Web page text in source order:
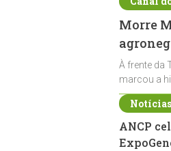
Morre
À frente da
marcou a
ANCP